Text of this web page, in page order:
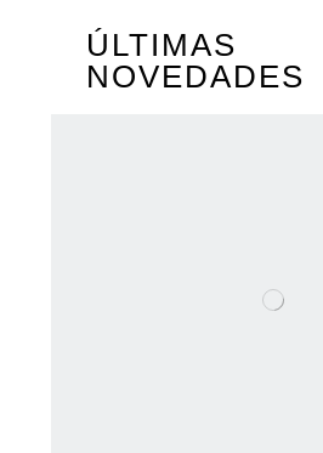
ÚLTIMAS
NOVEDADES